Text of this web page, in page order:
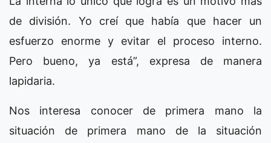
de división. Yo creí que había que hacer un
esfuerzo enorme y evitar el proceso interno.
Pero bueno, ya está”, expresa de manera
lapidaria.
Nos interesa conocer de primera mano la
situación de primera mano de la situación